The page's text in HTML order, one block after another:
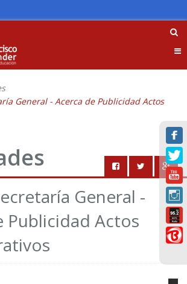
General - Acerca de Publicidad Actos
General -
Publicidad Actos